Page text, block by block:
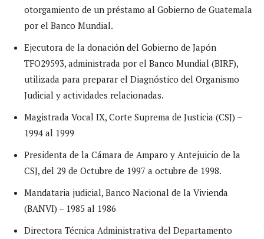
otorgamiento de un préstamo al Gobierno de Guatemala
por el Banco Mundial.
Ejecutora de la donación del Gobierno de Japón
TFO29593, administrada por el Banco Mundial (BIRF),
utilizada para preparar el Diagnóstico del Organismo
Judicial y actividades relacionadas.
Magistrada Vocal IX, Corte Suprema de Justicia (CSJ) –
1994 al 1999
Presidenta de la Cámara de Amparo y Antejuicio de la
CSJ, del 29 de Octubre de 1997 a octubre de 1998.
Mandataria judicial, Banco Nacional de la Vivienda
(BANVI) – 1985 al 1986
Directora Técnica Administrativa del Departamento